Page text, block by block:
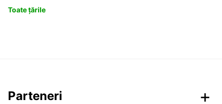
Toate țările
Parteneri